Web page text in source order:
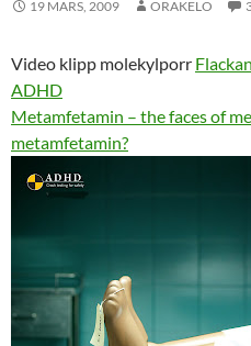
19 MARS, 2009 ORAKELO
Video klipp molekylporr
ADHD
Metamfetamin – the faces of
metamfetamin?